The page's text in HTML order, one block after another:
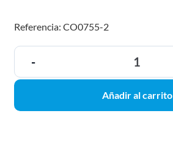
Referencia: CO0755-2
-
Añadir al carrito